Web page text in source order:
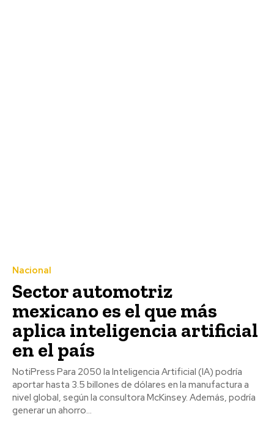
Nacional
Sector automotriz
mexicano es el que más
aplica inteligencia artificial
en el país
NotiPress Para 2050 la Inteligencia Artificial (IA) podría
aportar hasta 3.5 billones de dólares en la manufactura a
nivel global, según la consultora McKinsey. Además, podría
generar un ahorro...